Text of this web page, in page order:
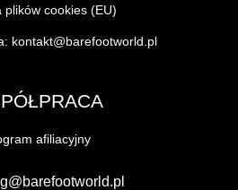
plików cookies (EU)
kontakt@barefootworld.pl
afiliacyjny